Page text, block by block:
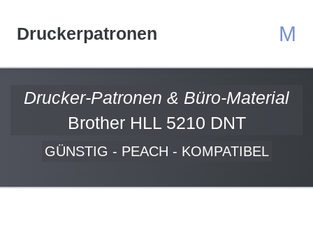
Druckerpatronen M
Drucker-Patronen & Büro-Material
Brother HLL 5210 DNT
GÜNSTIG - PEACH - KOMPATIBEL